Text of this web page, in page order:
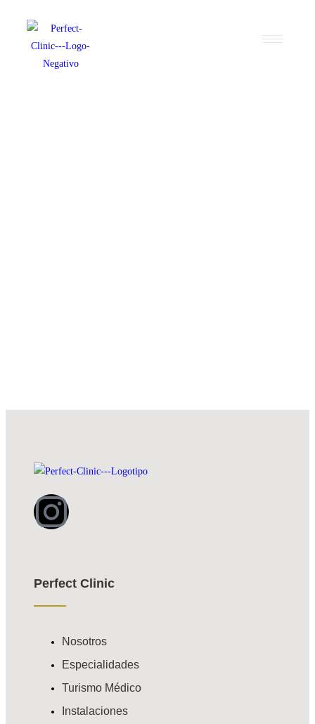
Perfect Clinic
Nosotros
Especialidades
Turismo Médico
Instalaciones